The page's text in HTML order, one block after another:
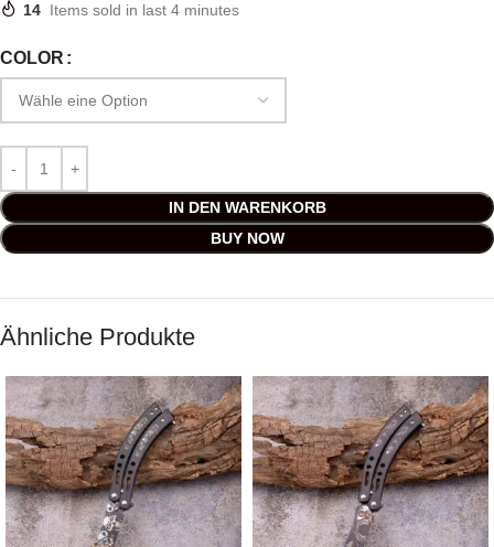
14 Items sold in last 4 minutes
COLOR
IN DEN WARENKORB
BUY NOW
Ähnliche Produkte